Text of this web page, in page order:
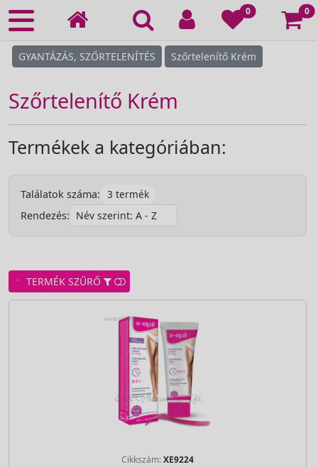
0 0
GYANTÁZÁS, SZŐRTELENÍTÉS Szőrtelenítő Krém
Szőrtelenítő Krém
Termékek a kategóriában:
Találatok száma: 3 termék
Rendezés:
TERMÉK SZŰRŐ
Cikkszám:XE9224